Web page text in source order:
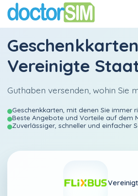
Geschenkkarten
Vereinigte
Guthaben versenden, wohin Sie
Geschenkkarten, mit denen Sie immer
Beste Angebote und Vorteile auf dem
Zuverlässiger, schneller und einfacher